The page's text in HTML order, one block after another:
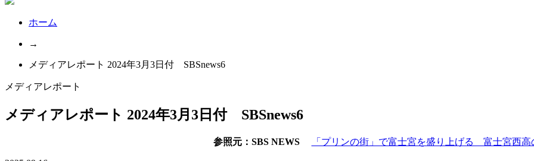
ホーム
→
メディアレポート 2024年3月3日付 SBSnews6
メディアレポート
メディアレポート 2024年3月3日付 SBSnews6
参照元：SBS NEWS 「プリンの街」で富士宮を盛り上げる 富士宮西高